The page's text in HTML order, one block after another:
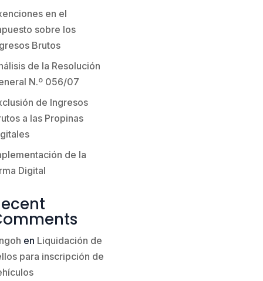
en el
sobre los
Brutos
de la Resolución
N.º 056/07
de Ingresos
a las Propinas
de la
Digital
en Liquidación de
para inscripción de